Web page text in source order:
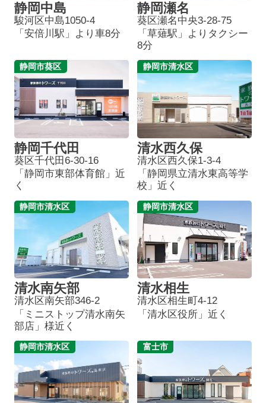
静岡中島
駿河区中島1050-4
「安倍川駅」より車8分
静岡瀬名
葵区瀬名中央3-28-75
「草薙駅」よりタクシー
8分
静岡市葵区
静岡千代田
葵区千代田6-30-16
「静岡市東部体育館」近
く
静岡市清水区
清水西久保
清水区西久保1-3-4
「静岡県立清水東高等学
校」近く
静岡市清水区
清水南矢部
清水区南矢部346-2
「ミニストップ清水南矢
部店」様近く
静岡市清水区
清水相生
清水区相生町4-12
「清水区役所」近く
静岡市清水区 富士市